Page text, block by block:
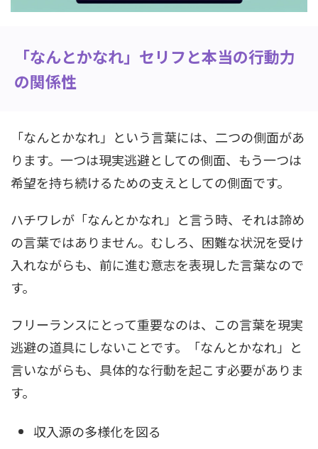
「なんとかなれ」セリフと本当の行動力
の関係性
「なんとかなれ」という言葉には、二つの側面があ
ります。一つは現実逃避としての側面、もう一つは
希望を持ち続けるための支えとしての側面です。
ハチワレが「なんとかなれ」と言う時、それは諦め
の言葉ではありません。むしろ、困難な状況を受け
入れながらも、前に進む意志を表現した言葉なので
す。
フリーランスにとって重要なのは、この言葉を現実
逃避の道具にしないことです。「なんとかなれ」と
言いながらも、具体的な行動を起こす必要がありま
す。
収入源の多様化を図る